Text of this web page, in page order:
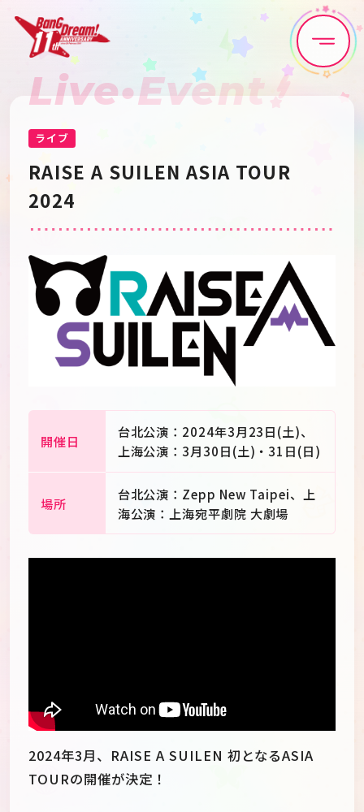
Home News
Live•Event
Artist
Schedule About
Goods
Live•Event
ライブ
RAISE A SUILEN ASIA TOUR
2024
開催日
台北公演：2024年3月23日(土)、
上海公演：3月30日(土)・31日(日)
場所
台北公演：Zepp New Taipei、上
海公演：上海宛平劇院 大劇場
2024年3月、RAISE A SUILEN 初となるASIA
TOURの開催が決定！